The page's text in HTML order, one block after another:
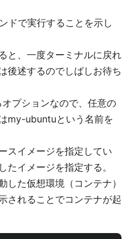
ドで実行することを示し
と、一度ターミナルに戻れ
後述するのでしばしお待ち
プションなので、任意の
my-ubuntuという名前を
スイメージを指定してい
たイメージを指定する。
た仮想環境（コンテナ）
されることでコンテナが起